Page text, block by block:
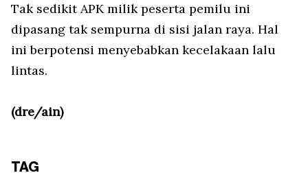
Tak sedikit APK milik peserta pemilu ini
dipasang tak sempurna di sisi jalan raya. Hal
ini berpotensi menyebabkan kecelakaan lalu
lintas.
(dre/ain)
TAG